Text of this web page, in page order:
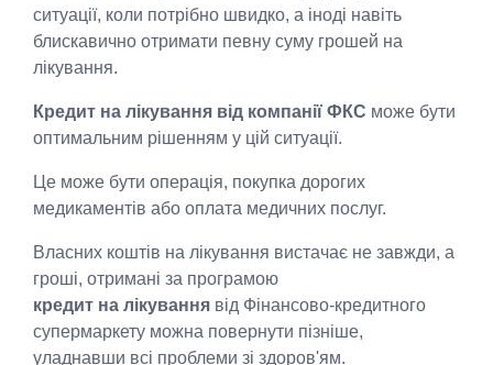
ситуації, коли потрібно швидко, а іноді навіть
блискавично отримати певну суму грошей на
лікування.
Кредит на лікування від компанії ФКС може бути
оптимальним рішенням у цій ситуації.
Це може бути операція, покупка дорогих
медикаментів або оплата медичних послуг.
Власних коштів на лікування вистачає не завжди, а
гроші, отримані за програмою
кредит на лікування від Фінансово-кредитного
супермаркету можна повернути пізніше,
уладнавши всі проблеми зі здоров'ям.